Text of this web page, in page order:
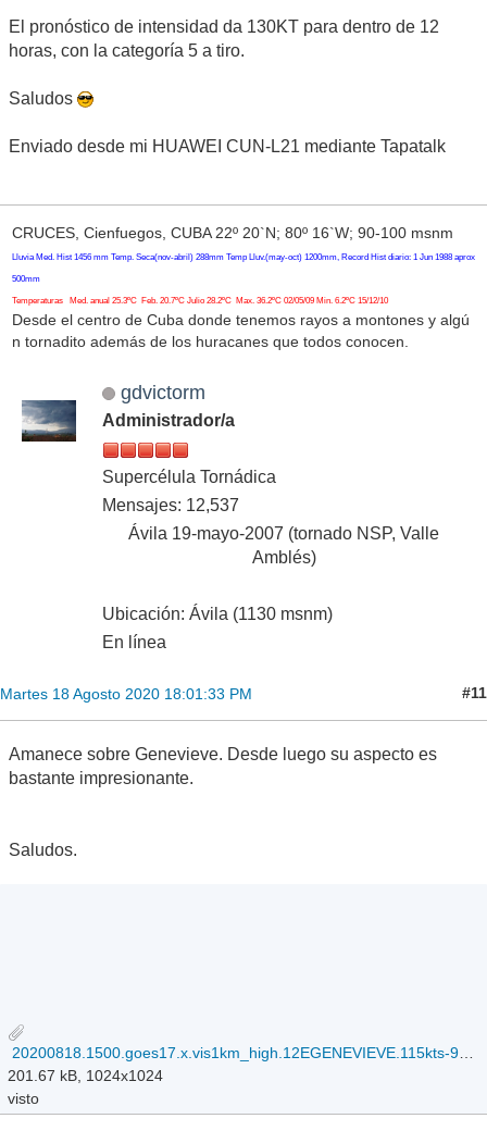
El pronóstico de intensidad da 130KT para dentro de 12
horas, con la categoría 5 a tiro.
Saludos
Enviado desde mi HUAWEI CUN-L21 mediante Tapatalk
CRUCES, Cienfuegos, CUBA 22º 20`N; 80º 16`W; 90-100 msnm
Lluvia Med. Hist 1456 mm Temp. Seca(nov-abril) 288mm Temp Lluv.(may-oct) 1200mm, Record Hist diario: 1 Jun 1988 aprox
500mm
Temperaturas Med. anual 25.3ºC Feb. 20.7ºC Julio 28.2ºC Max. 36.2ºC 02/05/09 Min. 6.2ºC 15/12/10
Desde el centro de Cuba donde tenemos rayos a montones y algú
n tornadito además de los huracanes que todos conocen.
gdvictorm
Administrador/a
Supercélula Tornádica
Mensajes: 12,537
Ávila 19-mayo-2007 (tornado NSP, Valle
Amblés)
Ubicación: Ávila (1130 msnm)
En línea
Martes 18 Agosto 2020 18:01:33 PM #11
Amanece sobre Genevieve. Desde luego su aspecto es
bastante impresionante.
Saludos.
201.67 kB, 1024x1024
visto